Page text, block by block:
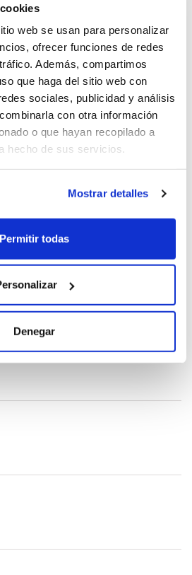
web se usan para personalizar
ofrecer funciones de redes
Además, compartimos
que haga del sitio web con
sociales, publicidad y análisis
con otra información
o que hayan recopilado a
hecho de sus servicios.
Mostrar detalles
Permitir todas
Denegar
una opinión
aparcamiento delantero
aparcamiento trasero
con visualización de guía
aparcamiento trasero